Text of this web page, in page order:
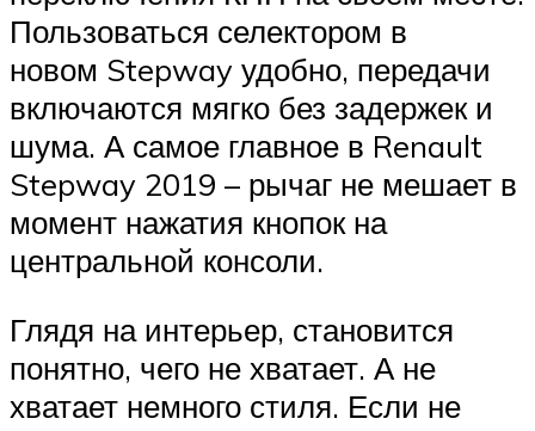
Пользоваться селектором в
новом Stepway удобно, передачи
включаются мягко без задержек и
шума. А самое главное в Renault
Stepway 2019 – рычаг не мешает в
момент нажатия кнопок на
центральной консоли.
Глядя на интерьер, становится
понятно, чего не хватает. А не
хватает немного стиля. Если не